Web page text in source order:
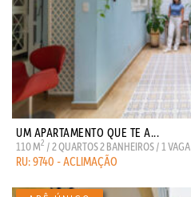
UM APARTAMENTO QUE TE A...
110 M2 / 2 QUARTOS 2 BANHEIROS / 1 VAGA
RU: 9740 - ACLIMAÇÃO